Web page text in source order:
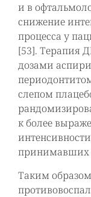
и в
снижение
процесса у
[53]. Терапия
дозами
слепом
к более
принимавших
Таким